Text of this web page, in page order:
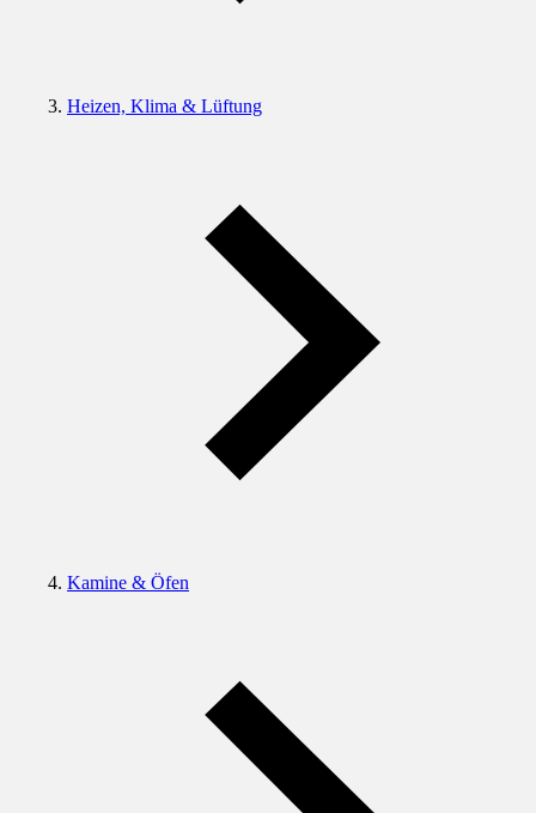
Heizen, Klima & Lüftung
Kamine & Öfen